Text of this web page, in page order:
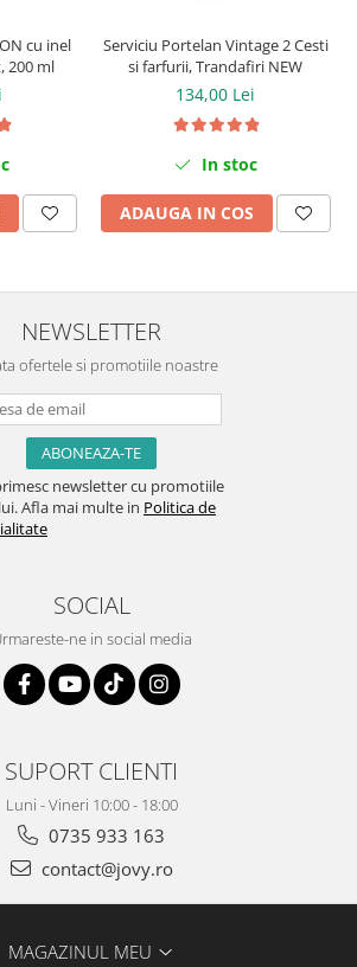
cu inel
200 ml
Serviciu Portelan Vintage 2 Cesti
si farfurii, Trandafiri NEW
134,00 Lei
In stoc
ADAUGA IN COS
NEWSLETTER
ofertele si promotiile noastre
newsletter cu promotiile
Afla mai multe in Politica de
SOCIAL
ne in social media
SUPORT CLIENTI
Luni - Vineri 10:00 - 18:00
0735 933 163
contact@jovy.ro
MAGAZINUL MEU